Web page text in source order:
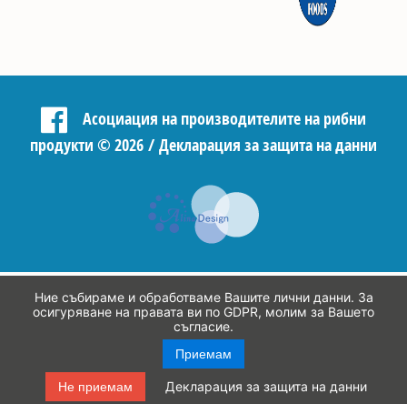
Ние събираме и обработваме Вашите лични данни. За
осигуряване на правата ви по GDPR, молим за Вашето
съгласие.
Приемам
Не приемам Декларация за защита на данни
Асоциация на производителите на рибни
продукти © 2026 / Декларация за защита на данни